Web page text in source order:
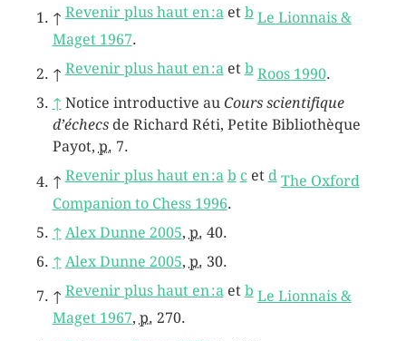
↑Revenir plus haut en :a et b Le Lionnais &
Maget 1967.
↑Revenir plus haut en :aet b Roos 1990.
↑ Notice introductive au Cours scientifique
d’échecsde Richard Réti, Petite Bibliothèque
Payot, p. 7.
↑Revenir plus haut en :a b cet d The Oxford
Companion to Chess 1996.
↑ Alex Dunne 2005, p. 40.
↑ Alex Dunne 2005, p. 30.
↑Revenir plus haut en :a et b Le Lionnais &
Maget 1967, p. 270.